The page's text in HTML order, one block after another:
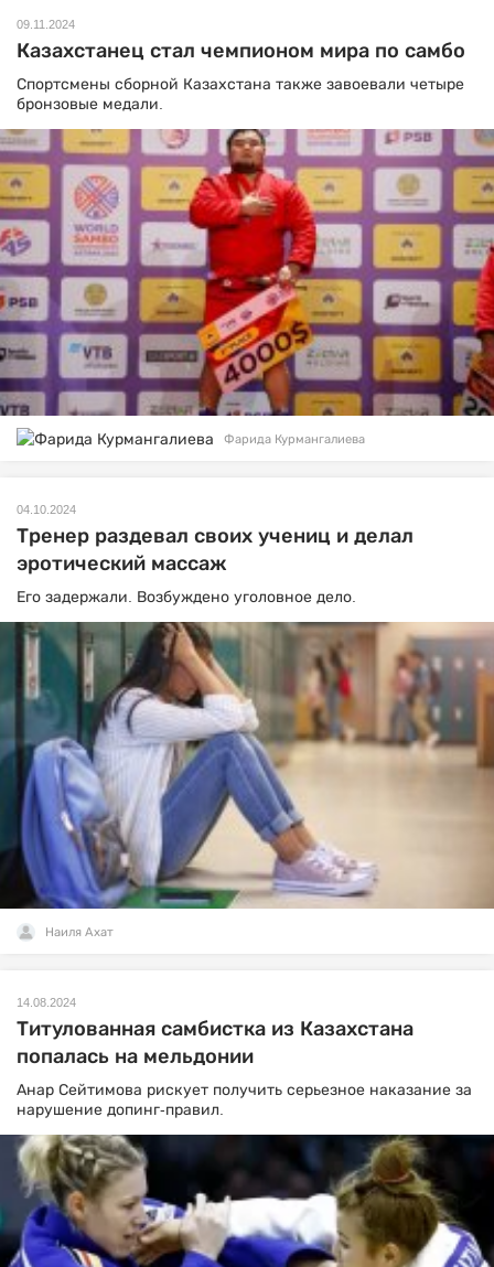
09.11.2024
Казахстанец стал чемпионом мира по самбо
Спортсмены сборной Казахстана также завоевали четыре
бронзовые медали.
Фарида Курмангалиева
04.10.2024
Тренер раздевал своих учениц и делал
эротический массаж
Его задержали. Возбуждено уголовное дело.
Наиля Ахат
14.08.2024
Титулованная самбистка из Казахстана
попалась на мельдонии
Анар Сейтимова рискует получить серьезное наказание за
нарушение допинг-правил.